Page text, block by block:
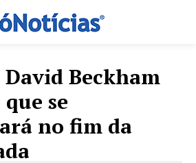
David Beckham
se
no fim da